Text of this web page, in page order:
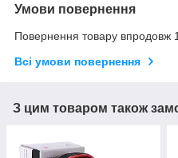
Умови повернення
Повернення товару впродовж
Всі умови повернення
З цим товаром також